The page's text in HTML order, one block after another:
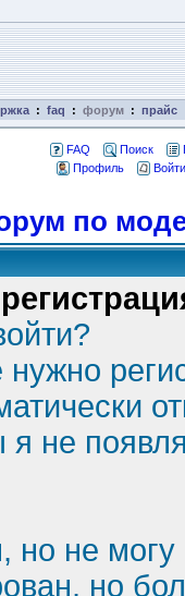
: faq : форум : прайс
FAQ Поиск
Профиль
по
я не
но не могу
но